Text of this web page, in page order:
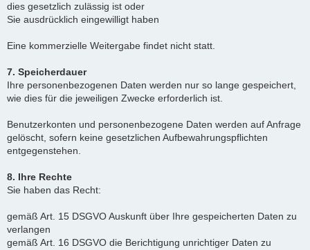
dies gesetzlich zulässig ist oder
Sie ausdrücklich eingewilligt haben
Eine kommerzielle Weitergabe findet nicht statt.
7. Speicherdauer
Ihre personenbezogenen Daten werden nur so lange gespeichert,
wie dies für die jeweiligen Zwecke erforderlich ist.
Benutzerkonten und personenbezogene Daten werden auf Anfrage
gelöscht, sofern keine gesetzlichen Aufbewahrungspflichten
entgegenstehen.
8. Ihre Rechte
Sie haben das Recht:
gemäß Art. 15 DSGVO Auskunft über Ihre gespeicherten Daten zu
verlangen
gemäß Art. 16 DSGVO die Berichtigung unrichtiger Daten zu